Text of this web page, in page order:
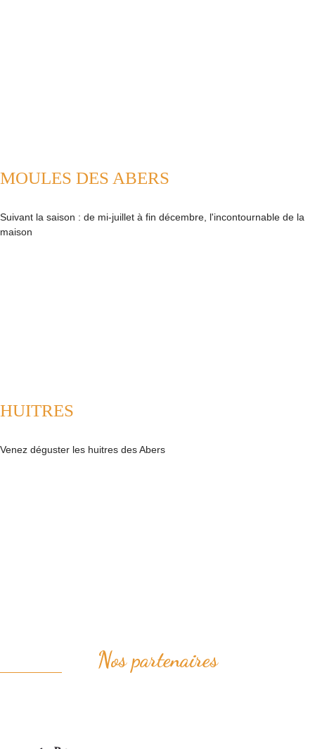
MOULES DES ABERS
Suivant la saison : de mi-juillet à fin décembre, l'incontournable de la
maison
HUITRES
Venez déguster les huitres des Abers
Nos partenaires